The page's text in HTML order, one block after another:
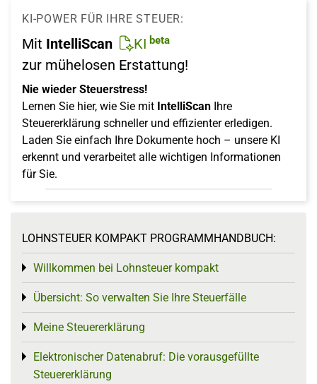
KI-POWER FÜR IHRE STEUER:
Mit IntelliScan KI beta
zur mühelosen Erstattung!
Nie wieder Steuerstress!
Lernen Sie hier, wie Sie mit IntelliScan Ihre
Steuererklärung schneller und effizienter erledigen.
Laden Sie einfach Ihre Dokumente hoch – unsere KI
erkennt und verarbeitet alle wichtigen Informationen
für Sie.
LOHNSTEUER KOMPAKT PROGRAMMHANDBUCH:
Willkommen bei Lohnsteuer kompakt
Toggle menu
Übersicht: So verwalten Sie Ihre Steuerfälle
Toggle menu
Meine Steuererklärung
Toggle menu
Elektronischer Datenabruf: Die vorausgefüllte
Steuererklärung
Toggle menu